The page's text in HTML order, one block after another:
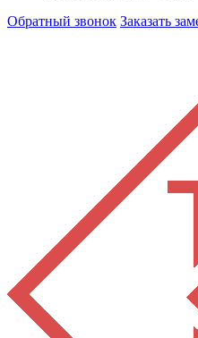
Обратный звонок Заказать